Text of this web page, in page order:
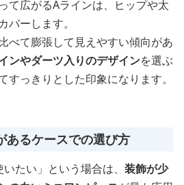
て広がるAラインは、ヒップや太
バーします。
べて膨張して見えやすい傾向があ
ンやダーツ入りのデザインを選ぶ
すっきりとした印象になります。
あるケースでの選び方
たい」という場合は、 装飾が少